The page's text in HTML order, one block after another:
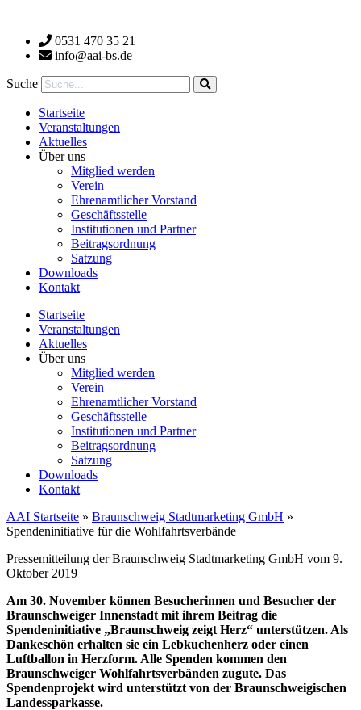
wechseln 0531 470 35 21
info@aai-bs.de
Suche
Startseite
Veranstaltungen
Aktuelles
Über uns
Mitglied werden
Verein
Ehrenamtlicher Vorstand
Geschäftsstelle
Institutionen und Partner
Beitragsordnung
Satzung
Downloads
Kontakt
Startseite
Veranstaltungen
Aktuelles
Über uns
Mitglied werden
Verein
Ehrenamtlicher Vorstand
Geschäftsstelle
Institutionen und Partner
Beitragsordnung
Satzung
Downloads
Kontakt
AAI Startseite » Braunschweig Stadtmarketing GmbH »
Spendeninitiative für die Wohlfahrtsverbände
Pressemitteilung der Braunschweig Stadtmarketing GmbH vom 9.
Oktober 2019
Am 30. November können Besucherinnen und Besucher der
Braunschweiger Innenstadt mit ihrem Beitrag die
Spendeninitiative „Braunschweig zeigt Herz“ unterstützen. Als
Dankeschön erhalten sie ein Lebkuchenherz oder einen
Luftballon in Herzform. Alle Spenden kommen den
Braunschweiger Wohlfahrtsverbänden zugute. Das
Spendenprojekt wird unterstützt von der Braunschweigischen
Landessparkasse.